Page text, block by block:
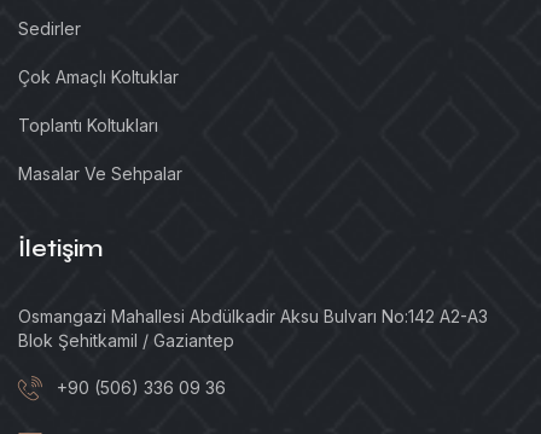
Sedirler
Çok Amaçlı Koltuklar
Toplantı Koltukları
Masalar Ve Sehpalar
İletişim
Osmangazi Mahallesi Abdülkadir Aksu Bulvarı No:142 A2-A3
Blok Şehitkamil / Gaziantep
+90 (506) 336 09 36